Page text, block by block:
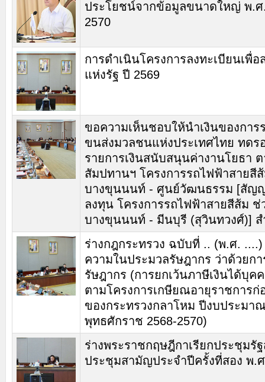
ประโยชน์จากข้อมูลขนาดใหญ่ พ.ศ
2570
การดำเนินโครงการลงทะเบียนเพื่อ
แห่งรัฐ ปี 2569
ขอความเห็นชอบให้นำเงินของการ
ขนส่งมวลชนแห่งประเทศไทย ทดร
รายการเงินสนับสนุนค่างานโยธา
สัมปทานฯ โครงการรถไฟฟ้าสายสี
บางขุนนนท์ - ศูนย์วัฒนธรรม [สัญ
ลงทุน โครงการรถไฟฟ้าสายสีส้ม ช่
บางขุนนนท์ - มีนบุรี (สุวินทวงศ์)]
ร่างกฎกระทรวง ฉบับที่ .. (พ.ศ.
ความในประมวลรัษฎากร ว่าด้วยกา
รัษฎากร (การยกเว้นภาษีเงินได้บุค
ตามโครงการเกษียณอายุราชการ
ของกระทรวงกลาโหม ปีงบประมา
พุทธศักราช 2568-2570)
ร่างพระราชกฤษฎีกาเรียกประชุมรั
ประชุมสามัญประจำปีครั้งที่สอง พ.